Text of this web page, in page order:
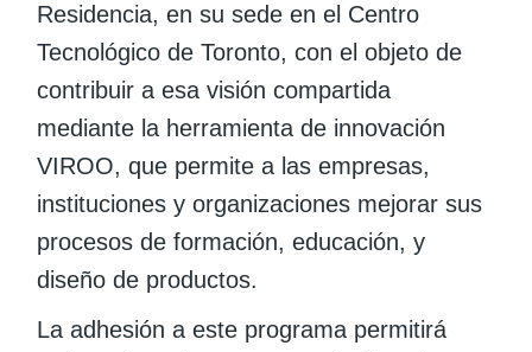
Residencia, en su sede en el Centro
Tecnológico de Toronto, con el objeto de
contribuir a esa visión compartida
mediante la herramienta de innovación
VIROO, que permite a las empresas,
instituciones y organizaciones mejorar sus
procesos de formación, educación, y
diseño de productos.
La adhesión a este programa permitirá